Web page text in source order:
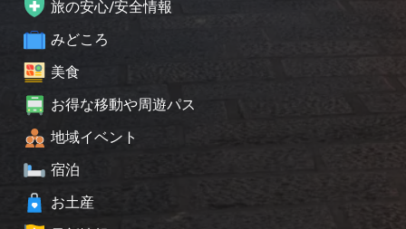
旅の安心/安全情報
みどころ
美食
お得な移動や周遊パス
地域イベント
宿泊
お土産